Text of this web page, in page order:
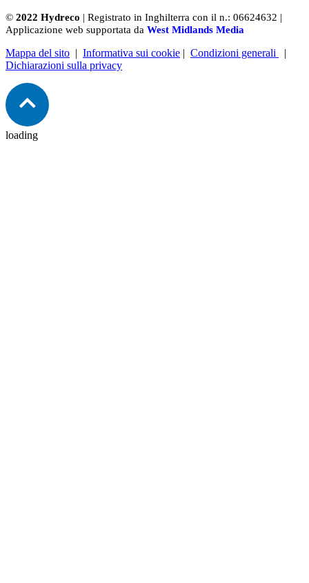
© 2022 Hydreco | Registrato in Inghilterra con il n.: 06624632 |
Applicazione web supportata da West Midlands Media
Mappa del sito | Informativa sui cookie | Condizioni generali
|
Dichiarazioni sulla privacy
loading